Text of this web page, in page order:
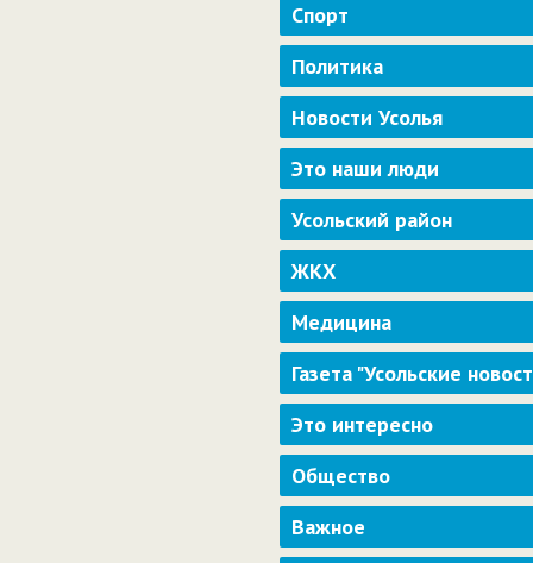
Спорт
Политика
Новости Усолья
Это наши люди
Усольский район
ЖКХ
Медицина
Газета "Усольские
Это интересно
Общество
Важное